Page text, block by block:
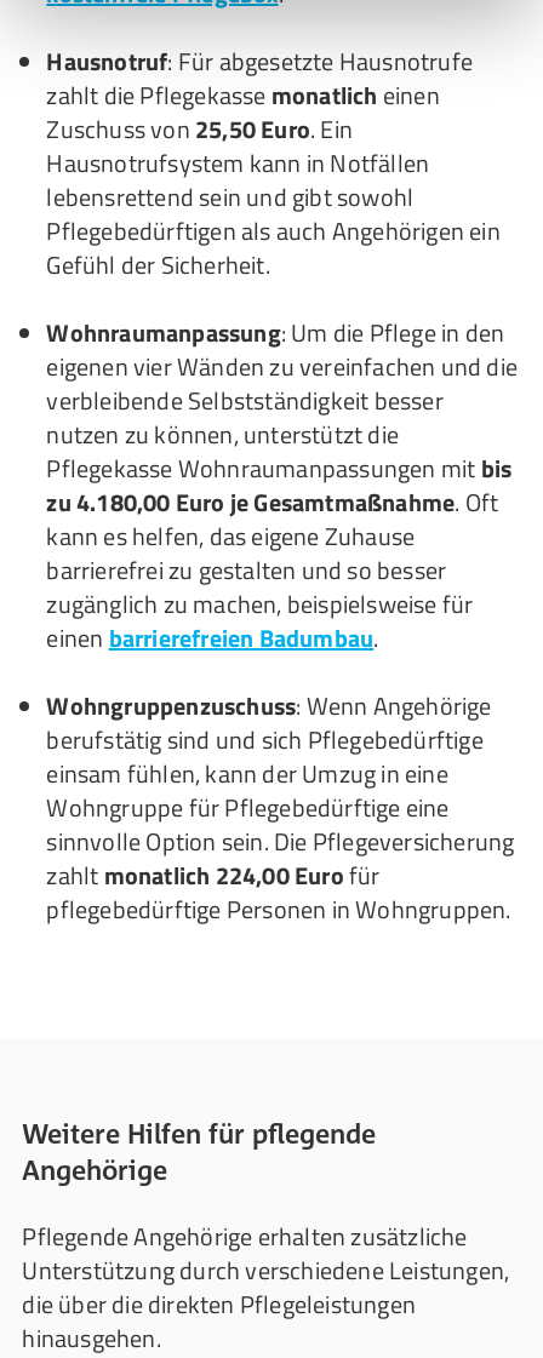
Hausnotruf: Für abgesetzte Hausnotrufe
zahlt die Pflegekassemonatlich einen
Zuschuss von25,50 Euro. Ein
Hausnotrufsystem kann in Notfällen
lebensrettend sein und gibt sowohl
Pflegebedürftigen als auch Angehörigen ein
Gefühl der Sicherheit.
Wohnraumanpassung: Um die Pflege in den
eigenen vier Wänden zu vereinfachen und die
verbleibende Selbstständigkeit besser
nutzen zu können, unterstützt die
Pflegekasse Wohnraumanpassungen mitbis
zu 4.180,00 Euro je Gesamtmaßnahme. Oft
kann es helfen, das eigene Zuhause
barrierefrei zu gestalten und so besser
zugänglich zu machen, beispielsweise für
einen barrierefreien Badumbau.
Wohngruppenzuschuss: Wenn Angehörige
berufstätig sind und sich Pflegebedürftige
einsam fühlen, kann der Umzug in eine
Wohngruppe für Pflegebedürftige eine
sinnvolle Option sein. Die Pflegeversicherung
zahltmonatlich 224,00 Eurofür
pflegebedürftige Personen in Wohngruppen.
Weitere Hilfen für pflegende
Angehörige
Pflegende Angehörige erhalten zusätzliche
Unterstützung durch verschiedene Leistungen,
die über die direkten Pflegeleistungen
hinausgehen.